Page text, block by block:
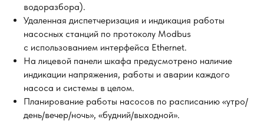
водоразбора).
Удаленная диспетчеризация и индикация работы
насосных станций по протоколу Modbus
с использованием интерфейса Ethernet.
На лицевой панели шкафа предусмотрено наличие
индикации напряжения, работы и аварии каждого
насоса и системы в целом.
Планирование работы насосов по расписанию «утро/
день/вечер/ночь», «будний/выходной».
+7
Отправить